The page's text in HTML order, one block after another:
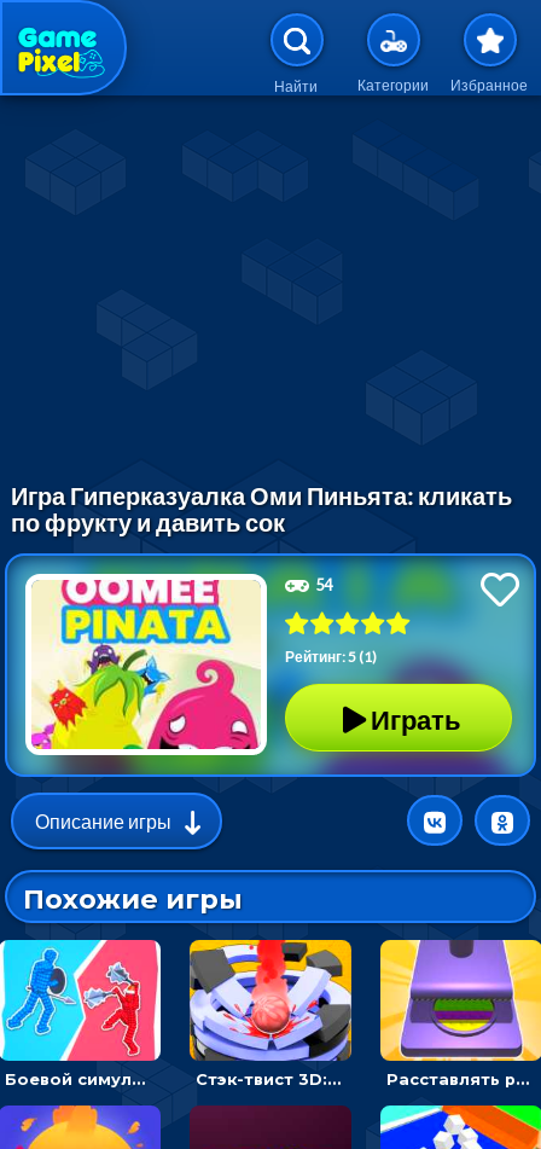
Перейти к основному
Найти Категории Избранное
Игра Гиперказуалка Оми Пиньята: кликать
по фрукту и давить сок
54
Рейтинг: 5 (1)
Играть
Описание игры
Похожие игры
Боевой симулятор 3D: повтори позу рыцаря и победи врага Стэк-твист 3D: тапай по шарику, чтобы разбивать платформы Расставлять резиновые кубики, чтобы делать поп-ит - гиперказуальные